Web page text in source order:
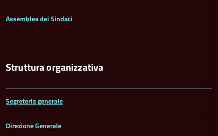
Assemblea dei Sindaci
Struttura organizzativa
Segreteria generale
Direzione Generale